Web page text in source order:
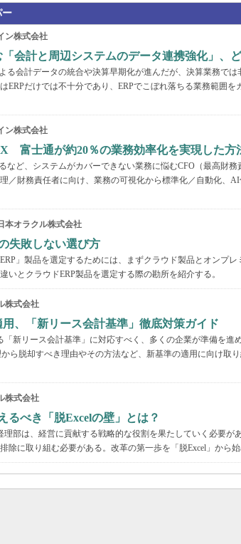
ー
ン株式会社
会計と周辺システムのデータ連携強化」、
る会計データの統合や決算早期化が進んだが、決算業務で
ERPだけでは不十分であり、ERPでこぼれ落ちる業務範囲を
ン株式会社
富士通が約20％の業務効率化を実現した方
など、システムがカバーできない業務に悩むCFO（最高財
／財務責任者に向け、業務の可視化から標準化／自動化、
本オラクル株式会社
失敗しない選び方
」製品を選定するためには、まずクラウド製品とオンプ
いとクラウドERP製品を選定する際の勘所を紹介する。
株式会社
用、「新リース会計基準」徹底対策ガイド
「新リース会計基準」に対応すべく、多くの企業が準備を進
から脱却すべき理由やその方法など、新基準の適用に向け取
株式会社
るべき「脱Excelの壁」とは？
部は、経営に貢献する戦略的な役割を果たしていく必要が
除に取り組む必要がある。改革の第一歩を「脱Excel」から始